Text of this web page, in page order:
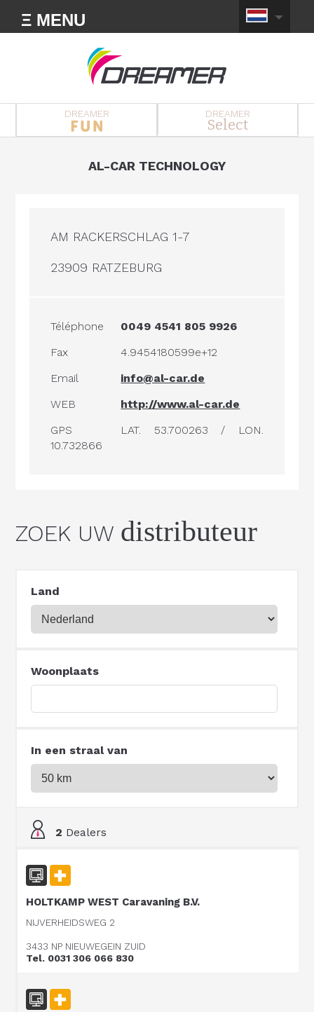
Ξ MENU
DREAMER DREAMER
Select
AL-CAR TECHNOLOGY
AM RACKERSCHLAG 1-7
23909 RATZEBURG
Téléphone
0049 4541 805 9926
Fax
4.9454180599e+12
Email
info@al-car.de
WEB
http://www.al-car.de
GPS
LAT. 53.700263 / LON.
10.732866
ZOEK UW distributeur
Land
Woonplaats
In een straal van
2 Dealers
HOLTKAMP WEST Caravaning B.V.
NIJVERHEIDSWEG 2
3433 NP NIEUWEGEIN ZUID
Tel. 0031 306 066 830